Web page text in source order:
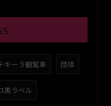
キーラ観覧車 団体
黒ラベル